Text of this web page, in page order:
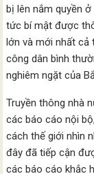
bị lên nắm quyền
tức bí mật được
lớn và mới nhất cả
công dân bình
nghiêm ngặt của
Truyền thông nhà
các báo cáo nội
cách thế giới nhìn
đây đã tiếp cận
các báo cáo khắc